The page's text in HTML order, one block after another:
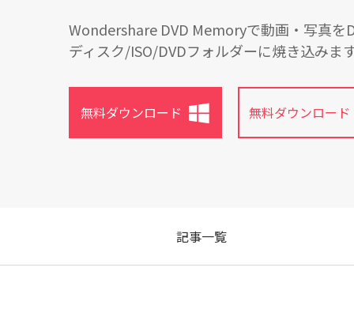
画面録画ソフト
ToMoviee AI
ス
し
ー
る
Wondershare DVD Memoryで動画・写真を
ディスク/ISO/DVDフォルダーに焼き込みます
無料ダウンロード 無料ダウンロード
記事一覧